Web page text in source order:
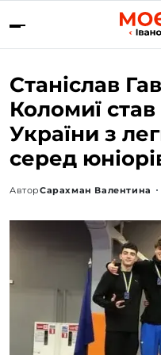
Станіслав
Коломиї
України з
серед
АвторСарахман Валентина